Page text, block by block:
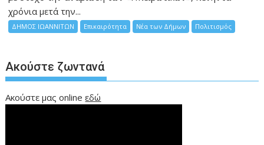
χρόνια μετά την...
ΔΗΜΟΣ ΙΩΑΝΝΙΤΩΝ Επικαιρότητα Νέα των Δήμων Πολιτισμός
Ακούστε ζωντανά
Ακούστε μας onlineεδώ